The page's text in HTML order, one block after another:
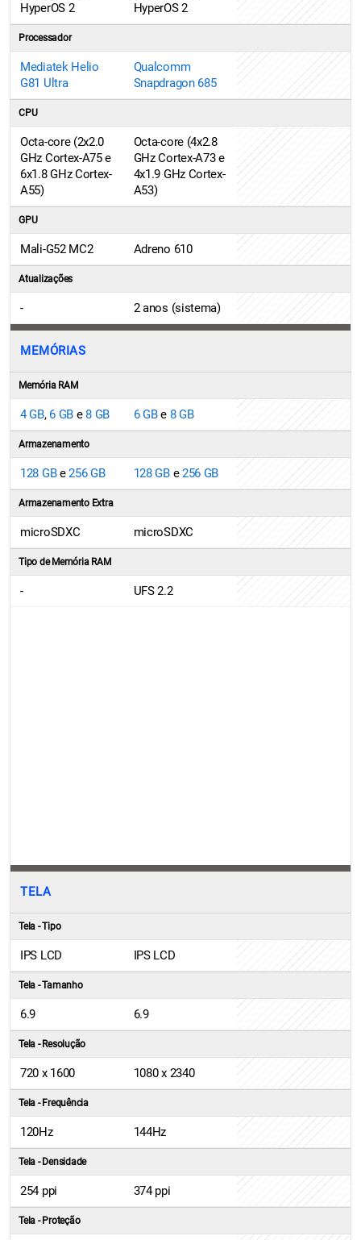
HyperOS 2
HyperOS 2
Processador
Mediatek Helio
G81 Ultra
Qualcomm
Snapdragon 685
CPU
Octa-core (2x2.0
GHz Cortex-A75 e
6x1.8 GHz Cortex-
A55)
Octa-core (4x2.8
GHz Cortex-A73 e
4x1.9 GHz Cortex-
A53)
GPU
Mali-G52 MC2 Adreno 610
Atualizações
- 2 anos (sistema)
MEMÓRIAS
Memória RAM
4 GB, 6 GB e 8 GB 6 GBe 8 GB
Armazenamento
128 GBe256 GB 128 GBe256 GB
Armazenamento Extra
microSDXC microSDXC
Tipo de Memória RAM
- UFS 2.2
TELA
Tela - Tipo
IPS LCD IPS LCD
Tela - Tamanho
6.9 6.9
Tela - Resolução
720 x 1600 1080 x 2340
Tela - Frequência
120Hz 144Hz
Tela - Densidade
254 ppi 374 ppi
Tela - Proteção